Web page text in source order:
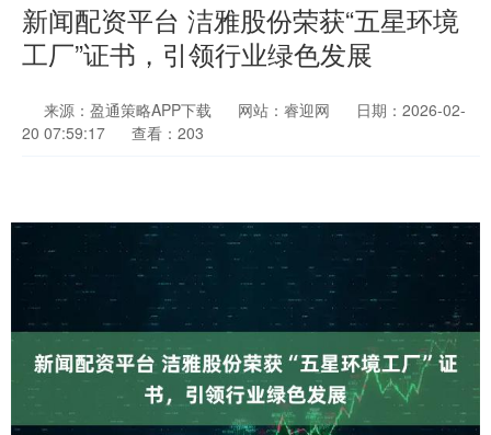
新闻配资平台 洁雅股份荣获“五星环境
工厂”证书，引领行业绿色发展
来源：盈通策略APP下载 网站：睿迎网
日期：2026-02-
20 07:59:17
查看：203